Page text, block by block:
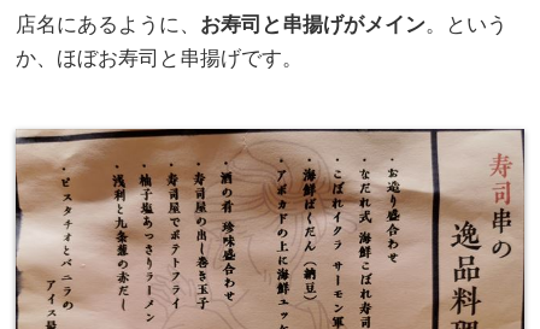
店名にあるように、 お寿司と串揚げがメイン。という
か、ほぼお寿司と串揚げです。